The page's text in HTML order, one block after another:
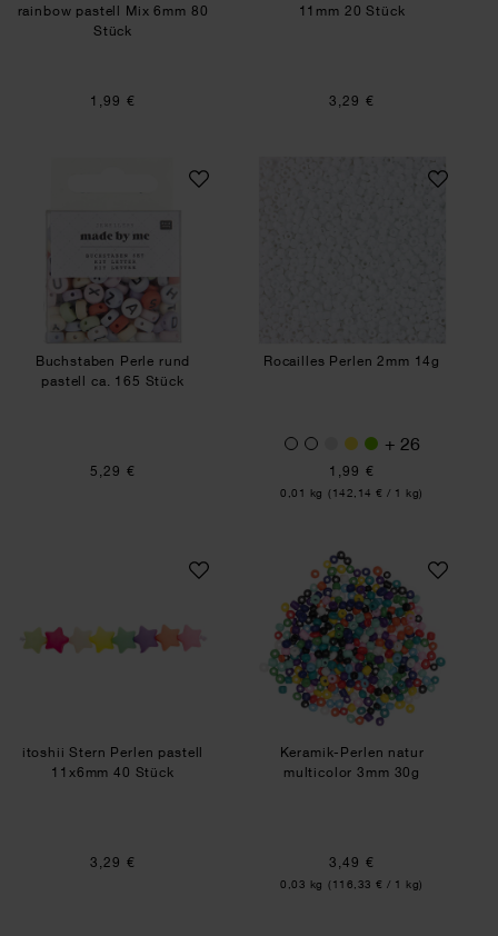
rainbow pastell Mix 6mm 80
Stück
1,99 €
11mm 20 Stück
3,29 €
Buchstaben Perle rund pastell ca. 165 Stück
Buchstaben Perle rund
pastell ca. 165 Stück
5,29 €
Rocailles Perlen
Rocailles Perlen 2mm 14g
+ 26
1,99 €
Inhalt:
0,01 kg (142,14 € / 1 kg)
itoshii Stern Perlen pastell 11x6mm 40 Stück
itoshii Stern Perlen pastell
11x6mm 40 Stück
3,29 €
Keramik-Perlen
Keramik-Perlen natur
multicolor 3mm 30g
3,49 €
Inhalt:
0,03 kg (116,33 € / 1 kg)